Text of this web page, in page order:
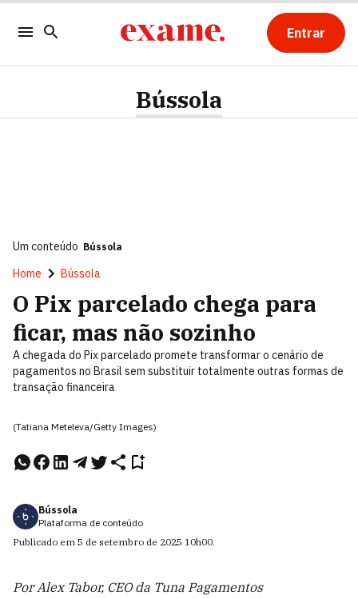
Entrar
Bússola
Um conteúdo Bússola
Home Bússola
O Pix parcelado chega para
ficar, mas não sozinho
A chegada do Pix parcelado promete transformar o cenário de
pagamentos no Brasil sem substituir totalmente outras formas de
transação financeira
(Tatiana Meteleva/Getty Images)
Bússola
Plataforma de conteúdo
Publicado em 5 de setembro de 2025 10h00.
Por Alex Tabor, CEO da Tuna Pagamentos